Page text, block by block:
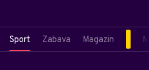
Sport Zabava Magazin